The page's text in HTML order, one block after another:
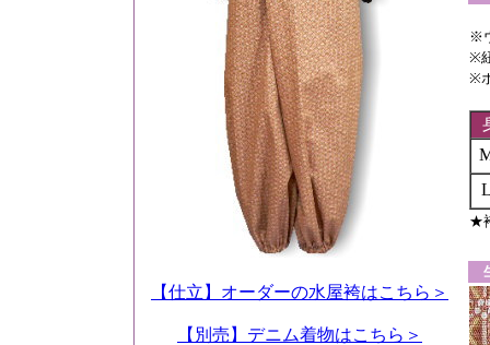
【仕立】オーダーの水屋袴はこちら＞
【別売】デニム着物はこちら＞
※
※
※
★